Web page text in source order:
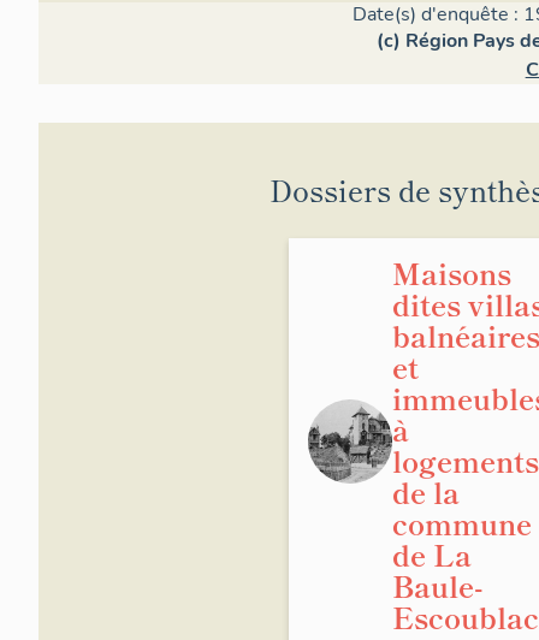
Date(s) d'enquête :
(c) Région Pays
Dossiers de
Maisons
dites
balnéaires
et
à
logements
de la
commune
de La
Baule-
Escoublac